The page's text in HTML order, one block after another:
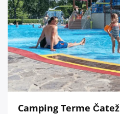
Camping Terme Čatež